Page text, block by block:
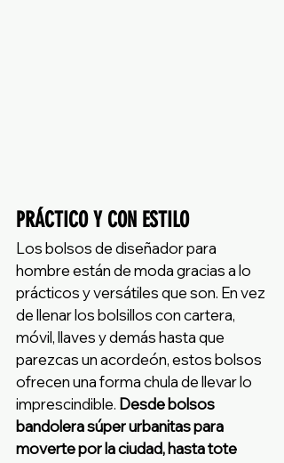
PRÁCTICO Y CON ESTILO
Los bolsos de diseñador para
hombre están de moda gracias a lo
prácticos y versátiles que son. En vez
de llenar los bolsillos con cartera,
móvil, llaves y demás hasta que
parezcas un acordeón, estos bolsos
ofrecen una forma chula de llevar lo
imprescindible. Desde bolsos
bandolera súper urbanitas para
moverte por la ciudad, hasta tote